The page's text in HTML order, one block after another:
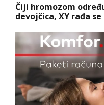
Čiji hromozom
devojčica, XY rađa